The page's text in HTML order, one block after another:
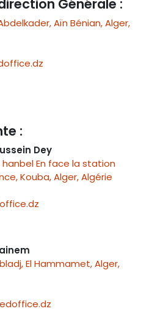
Générale :
Aïn Bénian, Alger,
:
Dey
hanbel En face la station
Kouba, Alger, Algérie
El Hammamet, Alger,